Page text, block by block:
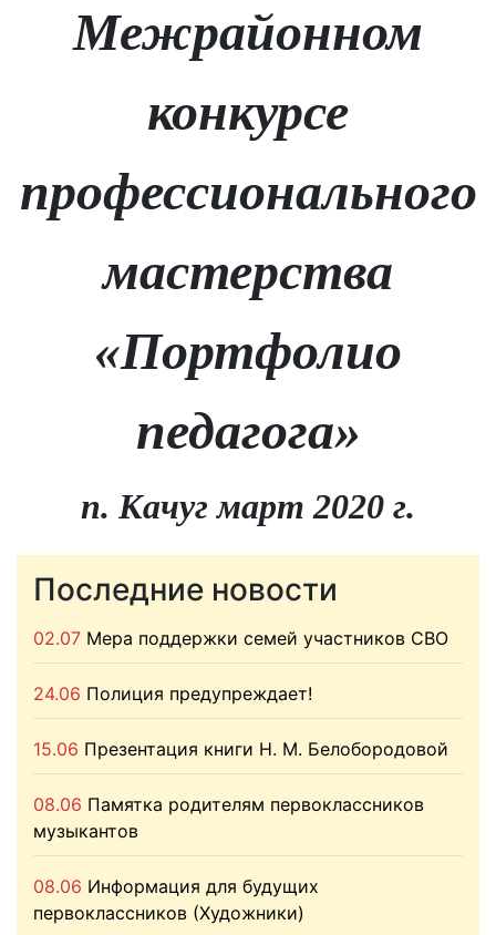
Межрайонном
конкурсе
профессионального
мастерства
«Портфолио
педагога»
п. Качуг март 2020 г.
Последние новости
02.07 Мера поддержки семей участников СВО
24.06 Полиция предупреждает!
15.06 Презентация книги Н. М. Белобородовой
08.06 Памятка родителям первоклассников
музыкантов
08.06 Информация для будущих
первоклассников (Художники)